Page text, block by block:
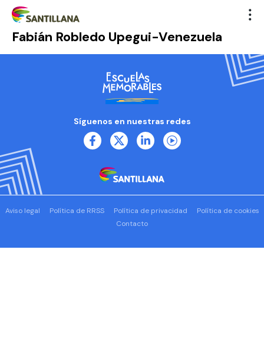
Fabián Robledo Upegui-Venezuela
Síguenos en nuestras redes
Aviso legal Política de RRSS Política de privacidad
Política de cookies
Contacto